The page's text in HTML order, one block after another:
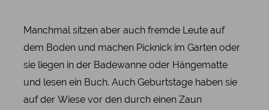
Manchmal sitzen aber auch fremde Leute auf
dem Boden und machen Picknick im Garten oder
sie liegen in der Badewanne oder Hängematte
und lesen ein Buch. Auch Geburtstage haben sie
auf der Wiese vor den durch einen Zaun